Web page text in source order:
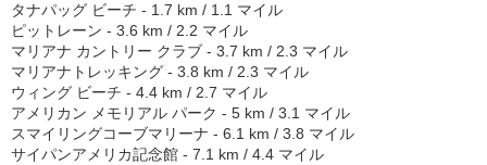
タナパッグ ビーチ - 1.7 km / 1.1 マイル
ピットレーン - 3.6 km / 2.2 マイル
マリアナ カントリー クラブ - 3.7 km / 2.3 マイル
マリアナトレッキング - 3.8 km / 2.3 マイル
ウィング ビーチ - 4.4 km / 2.7 マイル
アメリカン メモリアル パーク - 5 km / 3.1 マイル
スマイリングコーブマリーナ - 6.1 km / 3.8 マイル
サイパンアメリカ記念館 - 7.1 km / 4.4 マイル